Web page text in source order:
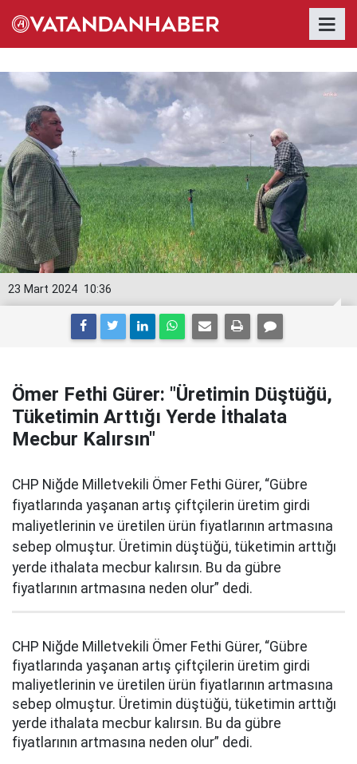
10:36
23 Mart 2024
Ömer Fethi Gürer: "Üretimin Düştüğü,
Tüketimin Arttığı Yerde İthalata
Mecbur Kalırsın"
CHP Niğde Milletvekili Ömer Fethi Gürer, “Gübre
fiyatlarında yaşanan artış çiftçilerin üretim girdi
maliyetlerinin ve üretilen ürün fiyatlarının artmasına
sebep olmuştur. Üretimin düştüğü, tüketimin arttığı
yerde ithalata mecbur kalırsın. Bu da gübre
fiyatlarının artmasına neden olur” dedi.
CHP Niğde Milletvekili Ömer Fethi Gürer, “Gübre
fiyatlarında yaşanan artış çiftçilerin üretim girdi
maliyetlerinin ve üretilen ürün fiyatlarının artmasına
sebep olmuştur. Üretimin düştüğü, tüketimin arttığı
yerde ithalata mecbur kalırsın. Bu da gübre
fiyatlarının artmasına neden olur” dedi.